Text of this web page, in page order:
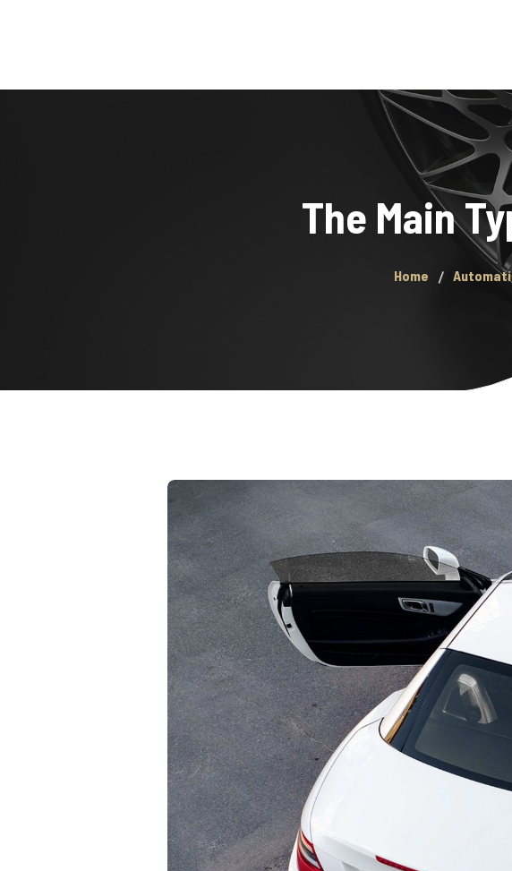
Réservation Contact
The Main
Home